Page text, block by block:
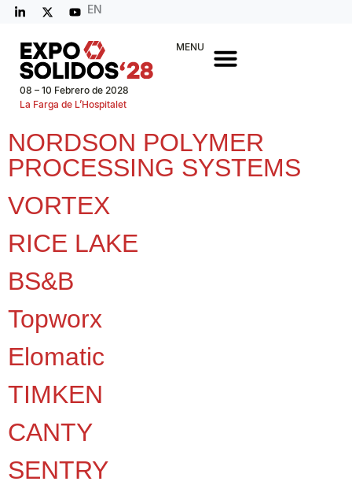
EN
08 – 10 Febrero de 2028
La Farga de L’Hospitalet
MENU
NORDSON POLYMER
PROCESSING SYSTEMS
VORTEX
RICE LAKE
BS&B
Topworx
Elomatic
TIMKEN
CANTY
SENTRY